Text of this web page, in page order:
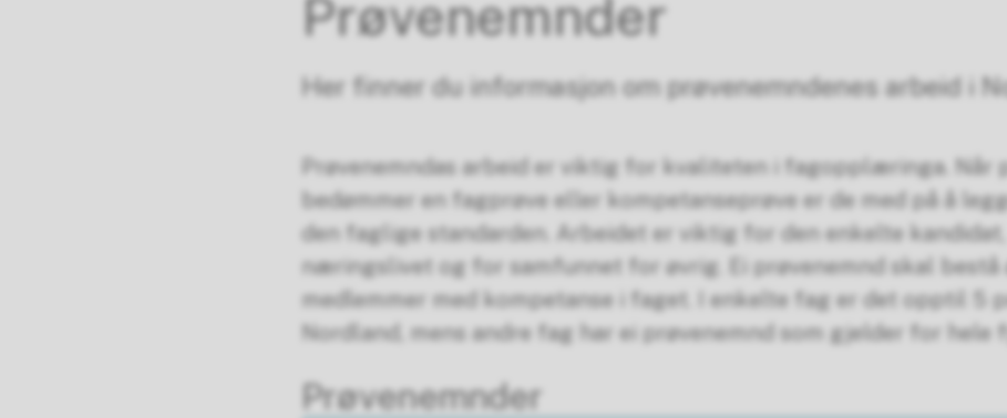
Prøvenemnder
Her finner du informasjon om prøvenemndenes arbeid i
Prøvenemndas arbeid er viktig for kvaliteten i fagopplæringa. Når
bedømmer en fagprøve eller kompetanseprøve er de med på å
den faglige standarden. Arbeidet er viktig for den enkelte
næringslivet og for samfunnet for øvrig. Ei prøvenemnd skal bestå
medlemmer med kompetanse i faget. I enkelte fag er det opptil 5
Nordland, mens andre fag har ei prøvenemnd som gjelder for hele
Prøvenemnder